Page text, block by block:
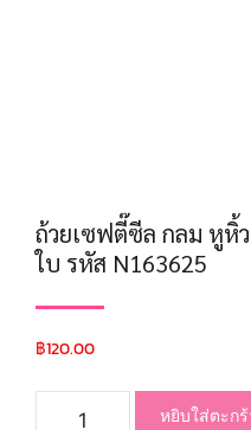
ถ้วยเซฟตี๊ซีล กลม หูหิ้
ใบ รหัส N163625
฿120.00
หยิบใส่ตะก